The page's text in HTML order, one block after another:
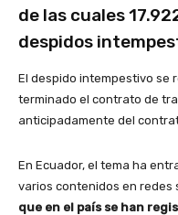
de las cuales
despidos
El despido intempestivo se
terminado el contrato de
anticipadamente del
En Ecuador, el tema ha
varios contenidos en redes
que en el país se han